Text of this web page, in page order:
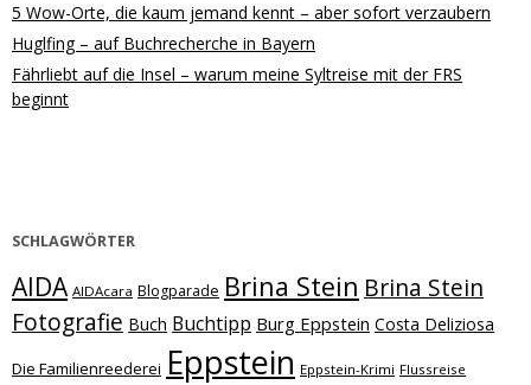
5 Wow-Orte, die kaum jemand kennt – aber sofort verzaubern
Huglfing – auf Buchrecherche in Bayern
Fährliebt auf die Insel – warum meine Syltreise mit der FRS
beginnt
SCHLAGWÖRTER
AIDA AIDAcara Blogparade Brina Stein Brina Stein
Fotografie Buch Buchtipp Burg Eppstein Costa Deliziosa
Die Familienreederei Eppstein Eppstein-Krimi Flussreise